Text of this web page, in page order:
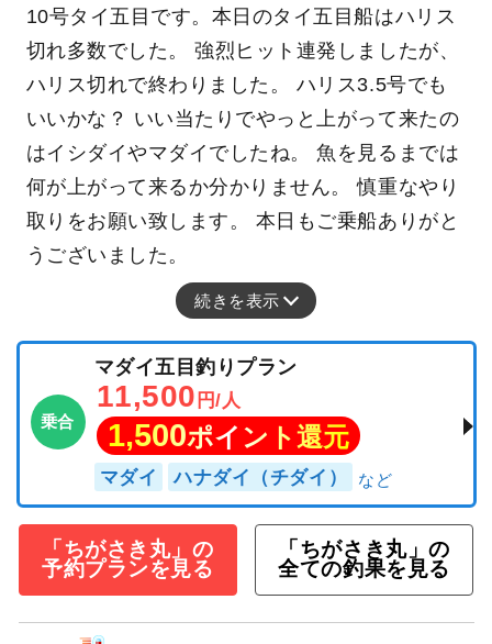
10号タイ五目です。本日のタイ五目船はハリス
切れ多数でした。 強烈ヒット連発しましたが、
ハリス切れで終わりました。 ハリス3.5号でも
いいかな？ いい当たりでやっと上がって来たの
はイシダイやマダイでしたね。 魚を見るまでは
何が上がって来るか分かりません。 慎重なやり
取りをお願い致します。 本日もご乗船ありがと
うございました。
続きを表示
乗合
マダイ五目釣りプラン
11,500 円/人
1,500ポイント還元
マダイ ハナダイ（チダイ）
「ちがさき丸」の
予約プランを見る
「ちがさき丸」の
全ての釣果を見る